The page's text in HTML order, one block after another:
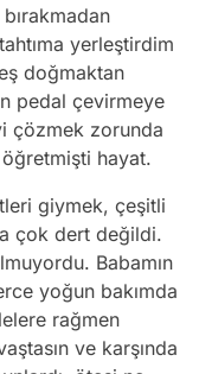
yerleştirdim
doğmaktan
pedal çevirmeye
çözmek zorunda
hayat.
giymek, çeşitli
çok dert değildi.
Babamın
yoğun bakımda
rağmen
ve karşında